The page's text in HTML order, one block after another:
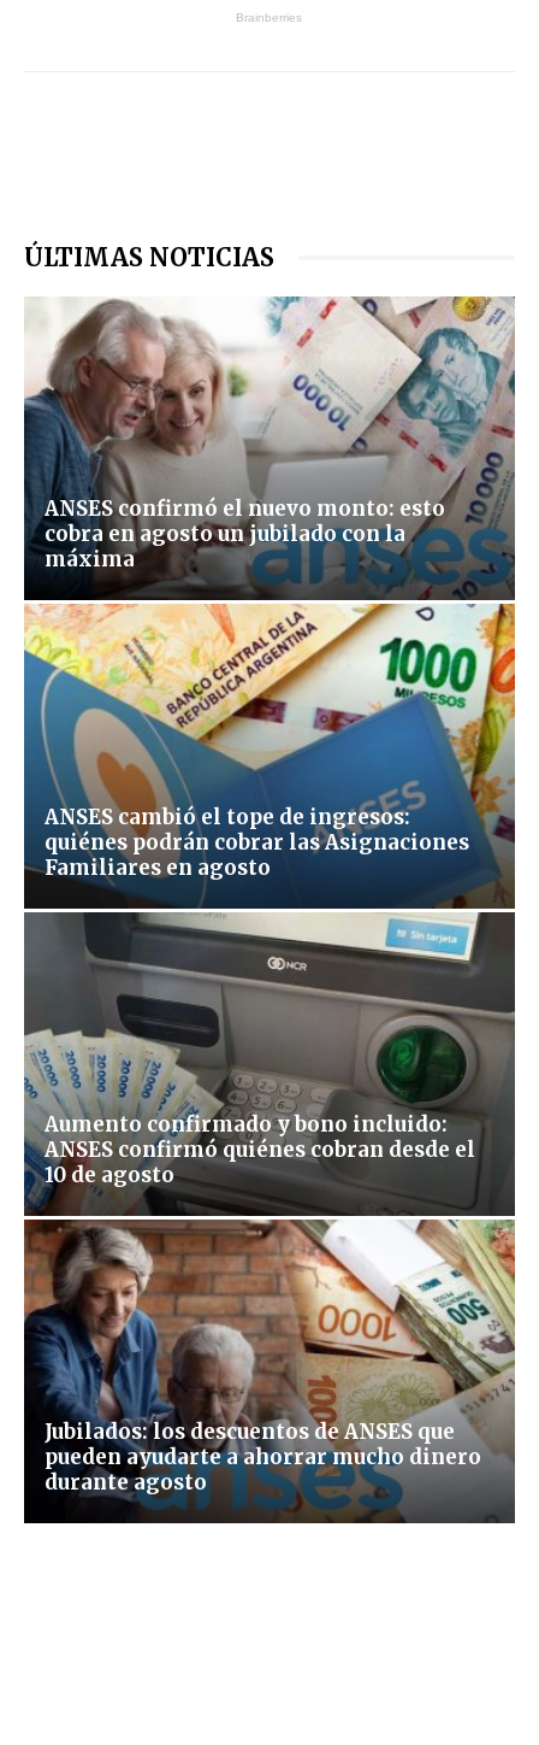
ÚLTIMAS NOTICIAS
ANSES confirmó el nuevo monto: esto
cobra en agosto un jubilado con la
máxima
ANSES cambió el tope de ingresos:
quiénes podrán cobrar las Asignaciones
Familiares en agosto
Aumento confirmado y bono incluido:
ANSES confirmó quiénes cobran desde el
10 de agosto
Jubilados: los descuentos de ANSES que
pueden ayudarte a ahorrar mucho dinero
durante agosto